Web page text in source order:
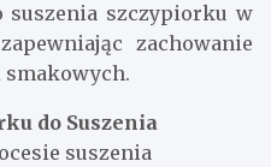
suszenia szczypiorku w
zachowanie
smakowych.
do Suszenia
suszenia